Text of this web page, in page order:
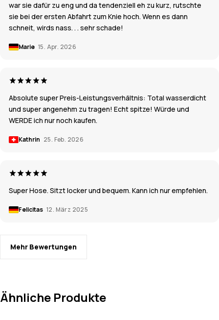
war sie dafür zu eng und da tendenziell eh zu kurz, rutschte
sie bei der ersten Abfahrt zum Knie hoch. Wenn es dann
schneit, wirds nass. . . sehr schade!
Marie 15. Apr. 2026
Absolute super Preis-Leistungsverhältnis: Total wasserdicht
und super angenehm zu tragen! Echt spitze! Würde und
WERDE ich nur noch kaufen.
Kathrin 25. Feb. 2026
Super Hose. Sitzt locker und bequem. Kann ich nur empfehlen.
Felicitas 12. März 2025
Mehr Bewertungen
Ähnliche Produkte